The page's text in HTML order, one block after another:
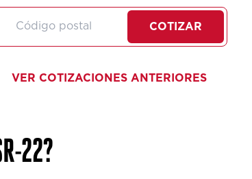
COTIZAR
VER COTIZACIONES ANTERIORES
22?